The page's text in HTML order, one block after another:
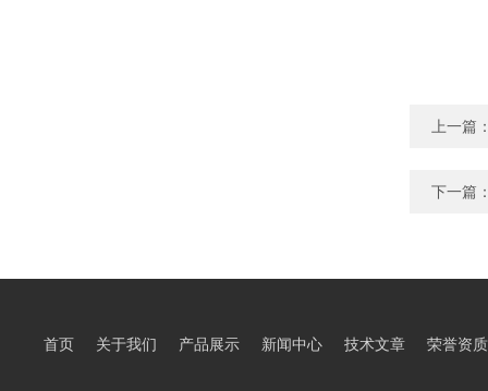
上一篇
下一篇
首页 关于我们 产品展示 新闻中心 技术文章 荣誉资质